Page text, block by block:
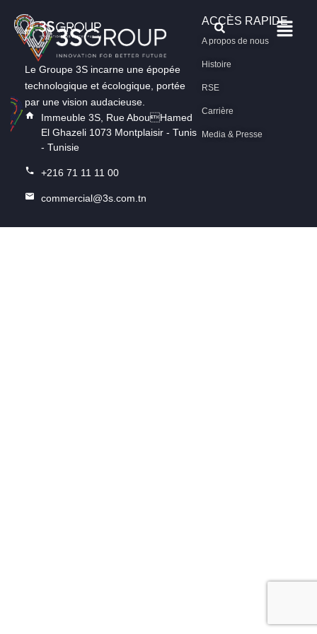
Le Groupe 3S incarne une épopée
technologique et écologique, portée
par une vision audacieuse.
Immeuble 3S, Rue AbouHamed
El Ghazeli 1073 Montplaisir - Tunis
- Tunisie
+216 71 11 11 00
commercial@3s.com.tn
ACCÈS RAPIDE
A propos de nous
Histoire
RSE
Carrière
Media & Presse